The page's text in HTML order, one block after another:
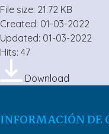
File size: 21.72 KB
Created: 01-03-2022
Updated: 01-03-2022
Hits: 47
Download
INFORMACIÓN DE